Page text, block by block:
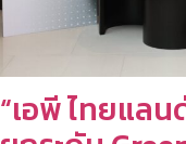
“เอพี ไทยแล